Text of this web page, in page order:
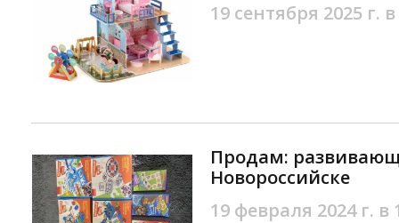
19 сентября 2025 г.
Продам:
Новороссийске
19 февраля 2024 г. в